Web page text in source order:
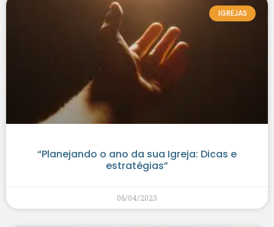
IGREJAS
“Planejando o ano da sua Igreja: Dicas e
estratégias”
06/04/2023